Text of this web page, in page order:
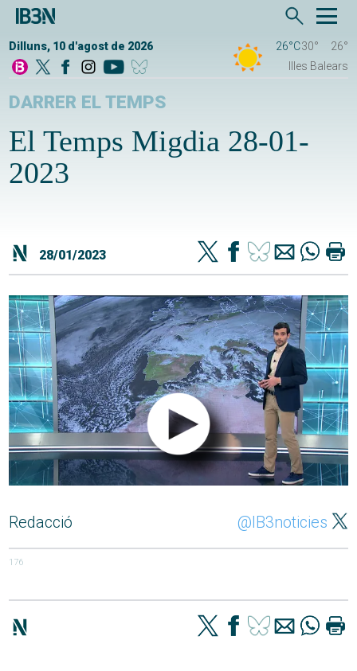
Dilluns, 10 d'agost de 2026 26°C30°
26°
Illes Balears
DARRER EL TEMPS
El Temps Migdia 28-01-
2023
28/01/2023
Redacció @IB3noticies
176